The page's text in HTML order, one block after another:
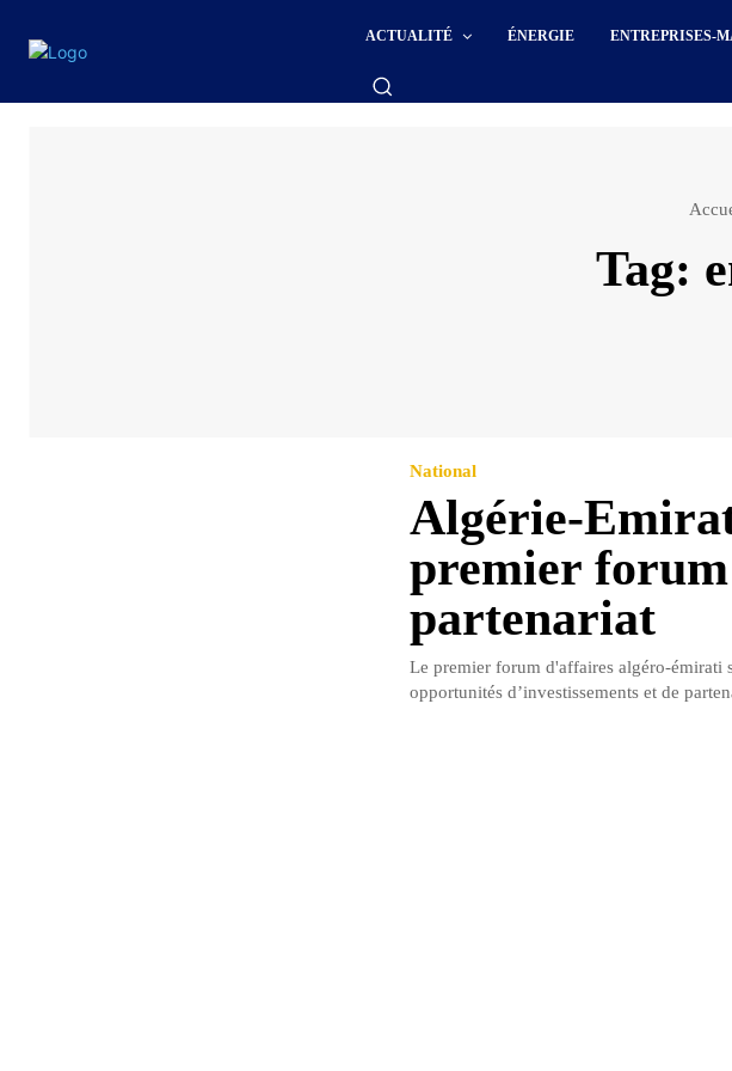
ACTUALITÉ ÉNERGIE ENTREPRISES-
Tag:
National
Algérie-
premier
partenariat
Le premier forum d'affaires algéro-émirati
opportunités d’investissements et de